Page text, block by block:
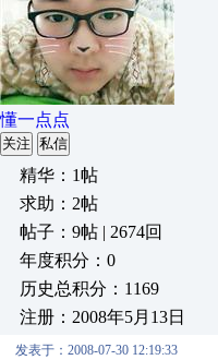
懂一点点
关注 私信
精华：1帖
求助：2帖
帖子：9帖 | 2674回
年度积分：0
历史总积分：1169
注册：2008年5月13日
发表于：2008-07-30 12:19:33